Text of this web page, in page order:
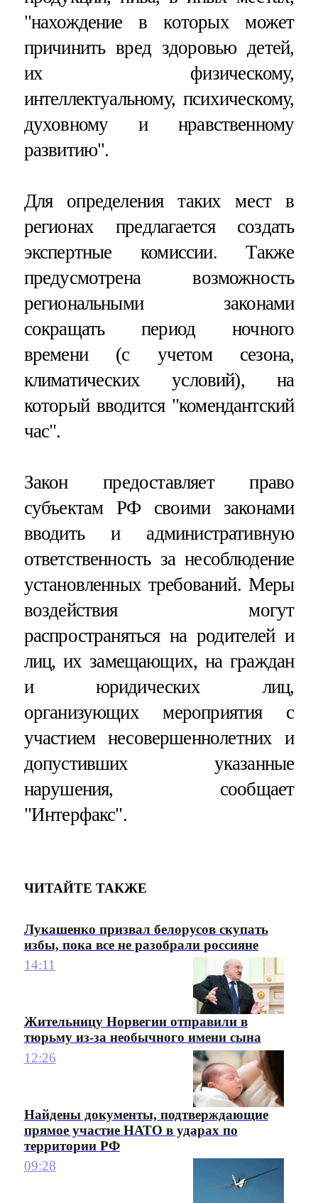
"нахождение в которых может
причинить вред здоровью детей,
их физическому,
интеллектуальному, психическому,
духовному и нравственному
развитию".
Для определения таких мест в
регионах предлагается создать
экспертные комиссии. Также
предусмотрена возможность
региональными законами
сокращать период ночного
времени (с учетом сезона,
климатических условий), на
который вводится "комендантский
час".
Закон предоставляет право
субъектам РФ своими законами
вводить и административную
ответственность за несоблюдение
установленных требований. Меры
воздействия могут
распространяться на родителей и
лиц, их замещающих, на граждан
и юридических лиц,
организующих мероприятия с
участием несовершеннолетних и
допустивших указанные
нарушения, сообщает
"Интерфакс".
ЧИТАЙТЕ ТАКЖЕ
Лукашенко призвал белорусов скупать
избы, пока все не разобрали россияне
14:11
Жительницу Норвегии отправили в
тюрьму из-за необычного имени сына
12:26
Найдены документы, подтверждающие
прямое участие НАТО в ударах по
территории РФ
09:28